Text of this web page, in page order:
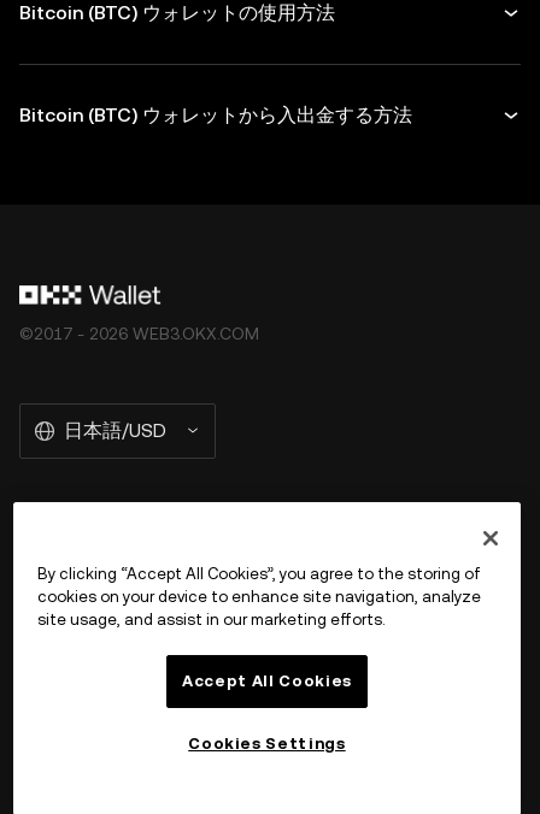
Bitcoin (BTC) ウォレットの使用方法
Bitcoin (BTC) ウォレットから入出金する方法
©2017 - 2026 WEB3.OKX.COM
日本語/USD
商品
By clicking “Accept All Cookies”, you agree to the storing of
cookies on your device to enhance site navigation, analyze
site usage, and assist in our marketing efforts.
Accept All Cookies
Cookies Settings